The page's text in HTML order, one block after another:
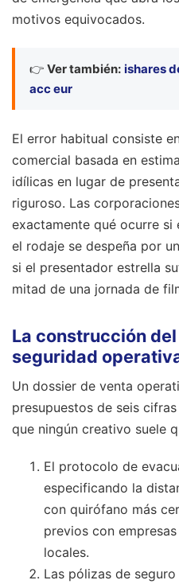
motivos equivocados.
👉 Ver también: ishares
acc eur
El error habitual consiste
comercial basada en
idílicas en lugar de
riguroso. Las
exactamente qué ocurre si
el rodaje se despeña por
si el presentador estrella
mitad de una jornada de
La construcción
seguridad
Un dossier de venta
presupuestos de seis
que ningún creativo suele
El protocolo de
especificando la
con quirófano más
previos con
locales.
Las pólizas de